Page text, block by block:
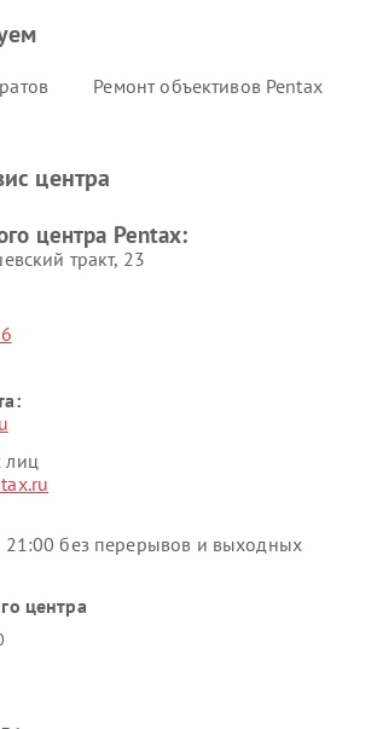
Ремонт объективов Pentax
центра
центра Pentax:
тракт, 23
лиц
без перерывов и выходных
центра